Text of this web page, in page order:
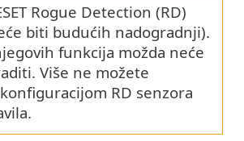
Rogue Detection (RD)
biti budućih nadogradnji).
funkcija možda neće
Više ne možete
RD senzora